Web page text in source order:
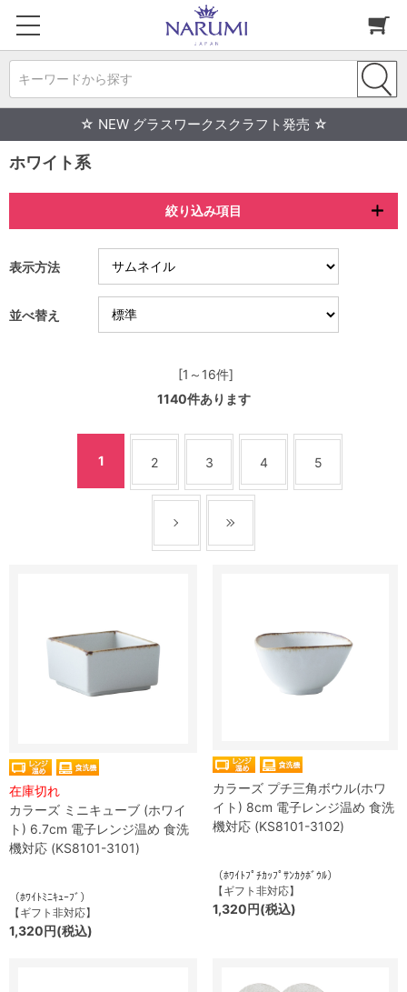
キーワードから探す
☆ NEW グラスワークスクラフト発売 ☆
ホワイト系
絞り込み項目
表示方法
並べ替え
[1～16件]
1140件あります
1 2 3 4 5
在庫切れ
カラーズ ミニキューブ (ホワイ
ト) 6.7cm 電子レンジ温め 食洗
機対応 (KS8101-3101)
（ﾎﾜｲﾄﾐﾆｷｭｰﾌﾞ）
【ギフト非対応】
1,320円(税込)
カラーズ プチ三角ボウル(ホワ
イト) 8cm 電子レンジ温め 食洗
機対応 (KS8101-3102)
（ﾎﾜｲﾄﾌﾟﾁｶｯﾌﾟｻﾝｶｸﾎﾞｳﾙ）
【ギフト非対応】
1,320円(税込)